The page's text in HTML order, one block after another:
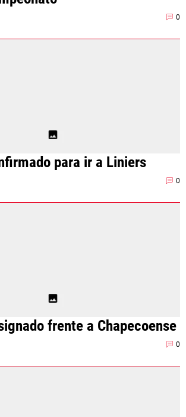
0
para ir a Liniers
0
frente a Chapecoense
0